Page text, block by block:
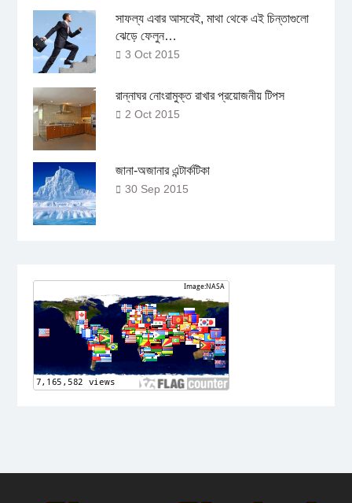
সাফল্য এবার আসবেই, মাথা থেকে এই চিন্তাগুলো
ঝেড়ে ফেলুন…
3 Oct 2015
রান্নাঘর নোংরামুক্ত রাখার প্রয়োজনীয় টিপস
2 Oct 2015
জানা-অজানার এন্টার্কটিকা
30 Sep 2015